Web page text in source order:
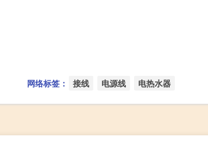
网络标签： 接线 电源线 电热水器